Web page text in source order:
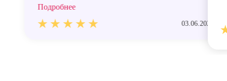
Подробнее
03.06.2026